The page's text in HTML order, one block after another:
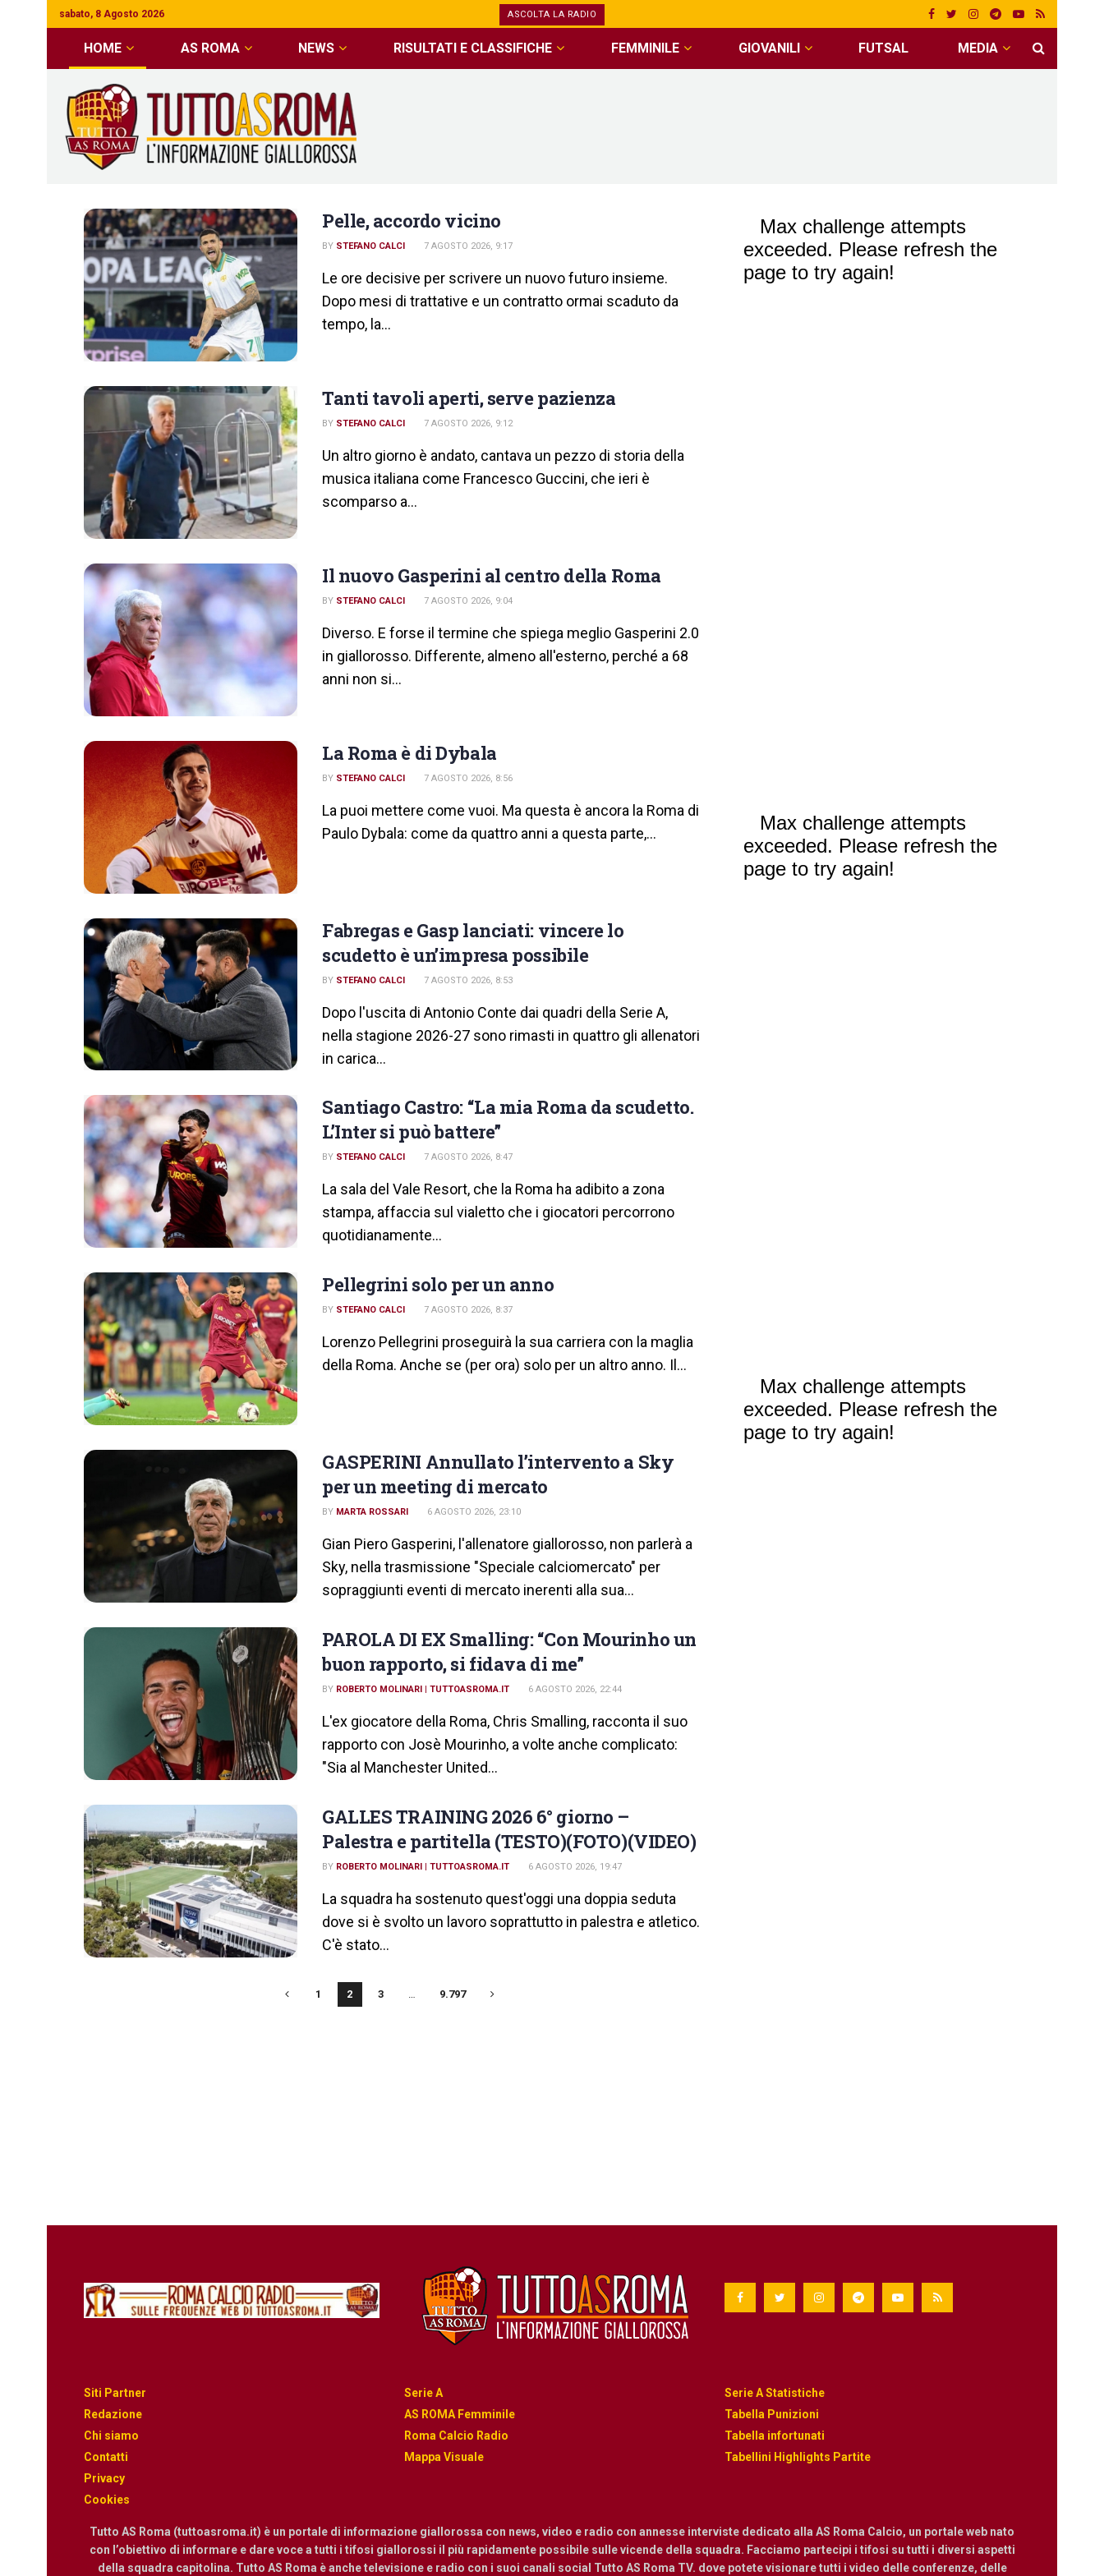
sabato, 8 Agosto 2026 ASCOLTA LA RADIO
HOME AS ROMA NEWS RISULTATI E CLASSIFICHE FEMMINILE GIOVANILI FUTSAL MEDIA
TuttoASRoma.itPelle, accordo vicino
BY STEFANO CALCI 7 AGOSTO 2026, 9:17
Le ore decisive per scrivere un nuovo futuro insieme.
Dopo mesi di trattative e un contratto ormai scaduto da
tempo, la...
Tanti tavoli aperti, serve pazienza
BY STEFANO CALCI 7 AGOSTO 2026, 9:12
Un altro giorno è andato, cantava un pezzo di storia della
musica italiana come Francesco Guccini, che ieri è
scomparso a...
Il nuovo Gasperini al centro della Roma
BY STEFANO CALCI 7 AGOSTO 2026, 9:04
Diverso. E forse il termine che spiega meglio Gasperini 2.0
in giallorosso. Differente, almeno all'esterno, perché a 68
anni non si...
La Roma è di Dybala
BY STEFANO CALCI 7 AGOSTO 2026, 8:56
La puoi mettere come vuoi. Ma questa è ancora la Roma di
Paulo Dybala: come da quattro anni a questa parte,...
Fabregas e Gasp lanciati: vincere lo
scudetto è un’impresa possibile
BY STEFANO CALCI 7 AGOSTO 2026, 8:53
Dopo l'uscita di Antonio Conte dai quadri della Serie A,
nella stagione 2026-27 sono rimasti in quattro gli allenatori
in carica...
Santiago Castro: “La mia Roma da scudetto.
L’Inter si può battere”
BY STEFANO CALCI 7 AGOSTO 2026, 8:47
La sala del Vale Resort, che la Roma ha adibito a zona
stampa, affaccia sul vialetto che i giocatori percorrono
quotidianamente...
Pellegrini solo per un anno
BY STEFANO CALCI 7 AGOSTO 2026, 8:37
Lorenzo Pellegrini proseguirà la sua carriera con la maglia
della Roma. Anche se (per ora) solo per un altro anno. Il...
GASPERINI Annullato l’intervento a Sky
per un meeting di mercato
BY MARTA ROSSARI 6 AGOSTO 2026, 23:10
Gian Piero Gasperini, l'allenatore giallorosso, non parlerà a
Sky, nella trasmissione "Speciale calciomercato" per
sopraggiunti eventi di mercato inerenti alla sua...
PAROLA DI EX Smalling: “Con Mourinho un
buon rapporto, si fidava di me”
BY ROBERTO MOLINARI | TUTTOASROMA.IT 6 AGOSTO 2026, 22:44
L'ex giocatore della Roma, Chris Smalling, racconta il suo
rapporto con Josè Mourinho, a volte anche complicato:
"Sia al Manchester United...
GALLES TRAINING 2026 6° giorno –
Palestra e partitella (TESTO)(FOTO)(VIDEO)
BY ROBERTO MOLINARI | TUTTOASROMA.IT 6 AGOSTO 2026, 19:47
La squadra ha sostenuto quest'oggi una doppia seduta
dove si è svolto un lavoro soprattutto in palestra e atletico.
C'è stato...
1 2 3 9.797
Siti Partner
Redazione
Chi siamo
Contatti
Privacy
Cookies
Serie A
AS ROMA Femminile
Roma Calcio Radio
Mappa Visuale
Serie A Statistiche
Tabella Punizioni
Tabella infortunati
Tabellini Highlights Partite
Tutto AS Roma (tuttoasroma.it) è un portale di informazione giallorossa con news, video e radio con annesse interviste dedicato alla AS Roma Calcio, un portale web nato
con l’obiettivo di informare e dare voce a tutti i tifosi giallorossi il più rapidamente possibile sulle vicende della squadra. Facciamo partecipi i tifosi su tutti i diversi aspetti
della squadra capitolina. Tutto AS Roma è anche televisione e radio con i suoi canali social Tutto AS Roma TV. dove potete visionare tutti i video delle conferenze, delle